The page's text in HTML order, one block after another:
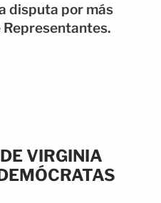
disputa por más
Representantes.
VIRGINIA